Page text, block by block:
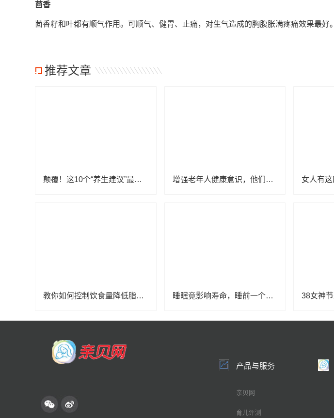
茴香
茴香籽和叶都有顺气作用。可顺气、健胃、止痛，对生气造成的胸腹胀满疼痛效果最好。
推荐文章
颠覆！这10个“养生建议”最好别信，当心越养越病！ 增强老年人健康意识，他们为居民普及养生知识
教你如何控制饮食量降低脂肪肝风险 睡眠竟影响寿命，睡前一个动作有助长寿
产品与服务
亲贝网
育儿评测